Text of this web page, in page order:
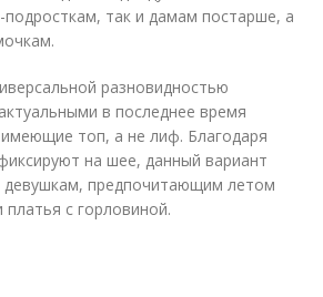
так и дамам постарше, а
разновидностью
в последнее время
топ, а не лиф. Благодаря
на шее, данный вариант
девушкам, предпочитающим летом
с горловиной.